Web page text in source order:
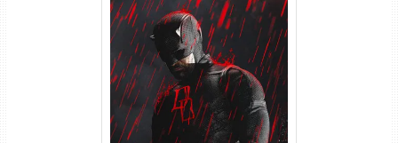
Demolidor: Renascido 2ª
Temporada (2026) WEB-DL
1080p Dual Áudio